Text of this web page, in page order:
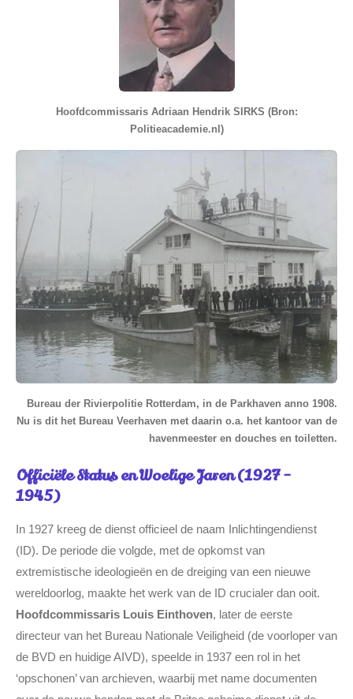
Hoofdcommissaris Adriaan Hendrik SIRKS (Bron:
Politieacademie.nl)
Bureau der Rivierpolitie Rotterdam, in de Parkhaven anno 1908.
Nu is dit het Bureau Veerhaven met daarin o.a. het kantoor van de
havenmeester en douches en toiletten.
Officiële Status en Woelige Jaren (1927 -
1945)
In 1927 kreeg de dienst officieel de naam Inlichtingendienst
(ID). De periode die volgde, met de opkomst van
extremistische ideologieën en de dreiging van een nieuwe
wereldoorlog, maakte het werk van de ID crucialer dan ooit.
Hoofdcommissaris Louis Einthoven, later de eerste
directeur van het Bureau Nationale Veiligheid (de voorloper van
de BVD en huidige AIVD), speelde in 1937 een rol in het
‘opschonen’ van archieven, waarbij met name documenten